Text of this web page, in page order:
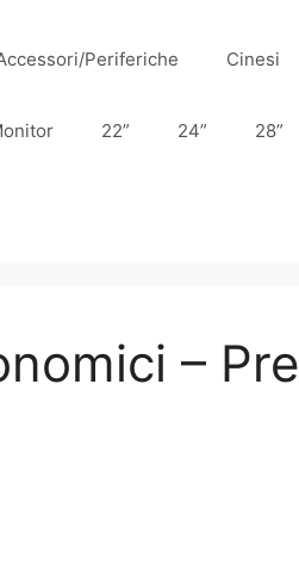
Periferiche Cinesi
22” 24” 28”
–